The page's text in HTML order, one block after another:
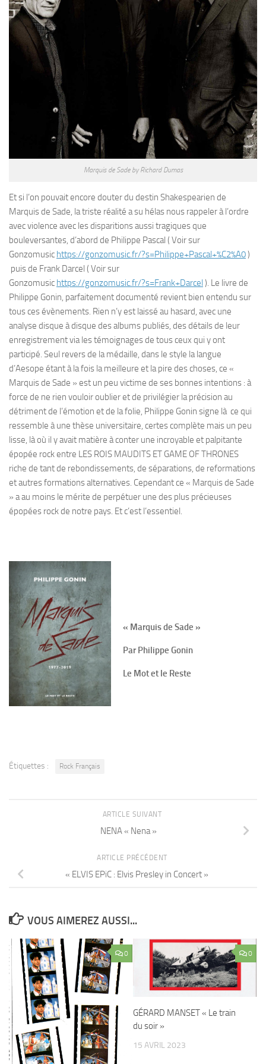
Marquis de Sade by Richard Dumas
Et si l’on pouvait encore douter du destin Shakespearien de
Marquis de Sade, la triste réalité a su hélas nous rappeler à l’ordre
avec violence avec les disparitions aussi tragiques que
bouleversantes, d’abord de Philippe Pascal ( Voir sur
Gonzomusic https://gonzomusic.fr/?s=Philippe+Pascal+%C2%A0 )
puis de Frank Darcel ( Voir sur
Gonzomusic https://gonzomusic.fr/?s=Frank+Darcel ). Le livre de
Philippe Gonin, parfaitement documenté revient bien entendu sur
tous ces évènements. Rien n’y est laissé au hasard, avec une
analyse disque à disque des albums publiés, des détails de leur
enregistrement via les témoignages de tous ceux qui y ont
participé. Seul revers de la médaille, dans le style la langue
d’Aesope étant à la fois la meilleure et la pire des choses, ce «
Marquis de Sade » est un peu victime de ses bonnes intentions : à
force de ne rien vouloir oublier et de privilégier la précision au
détriment de l’émotion et de la folie, Philippe Gonin signe là ce qui
ressemble à une thèse universitaire, certes complète mais un peu
lisse, là où il y avait matière à conter une incroyable et palpitante
épopée rock entre LES ROIS MAUDITS ET GAME OF THRONES
riche de tant de rebondissements, de séparations, de reformations
et autres formations alternatives. Cependant ce « Marquis de Sade
» a au moins le mérite de perpétuer une des plus précieuses
épopées rock de notre pays. Et c’est l’essentiel.
« Marquis de Sade »
Par Philippe Gonin
Le Mot et le Reste
Étiquettes : Rock Français
ARTICLE SUIVANT
NENA « Nena »
ARTICLE PRÉCÉDENT
« ELVIS EPiC : Elvis Presley in Concert »
VOUS AIMEREZ AUSSI...
0 0
GÉRARD MANSET « Le train
du soir »
15 AVRIL 2023